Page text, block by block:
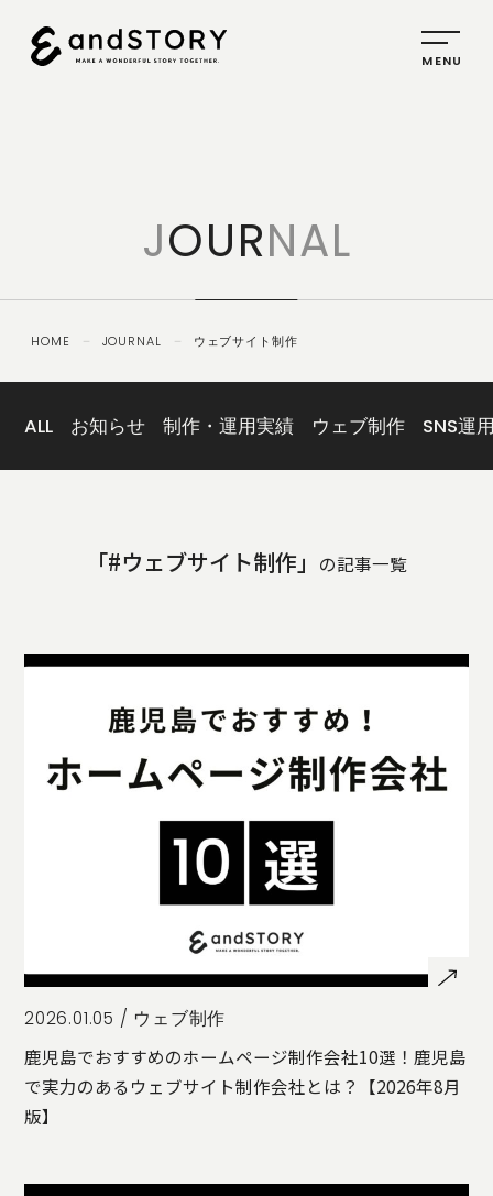
SERVICE
PLANNING
CREATIVE
IDENTITY
ABOUT
US
COMPANY
JOURNAL
US
OTHERS
PRIVACY
POLICY
SECURITY
特定商取引
JOURNAL
HOME － JOURNAL － ウェブサイト制作
ALL お知らせ 制作・運用実績 ウェブ制作 SNS運
「#ウェブサイト制作」 の記事一覧
2026.01.05 / ウェブ制作
鹿児島でおすすめのホームページ制作会社10選！鹿児島
で実力のあるウェブサイト制作会社とは？【2026年8月
版】